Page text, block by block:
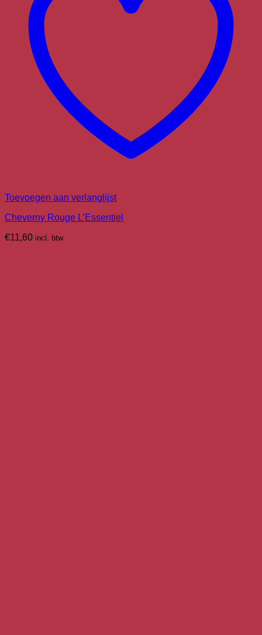
Toevoegen aan verlanglijst
Cheverny Rouge L’Essentiel
€11,60 incl. btw